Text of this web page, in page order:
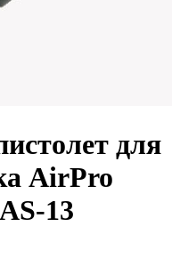
для
AirPro
13